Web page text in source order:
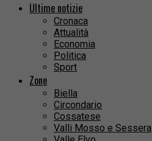
Ultime notizie
Cronaca
Attualità
Economia
Politica
Sport
Zone
Biella
Circondario
Cossatese
Valli Mosso e Sessera